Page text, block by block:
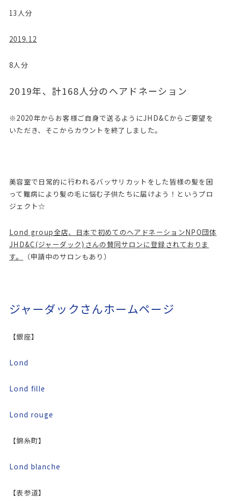
13人分
2019.12
8人分
2019年、計168人分のヘアドネーション
※2020年からお客様ご自身で送るようにJHD&Cからご要望を
いただき、そこからカウントを終了しました。
美容室で日常的に行われるバッサリカットをした皆様の髪を困
って難病により髪の毛に悩む子供たちに届けよう！というプロ
ジェクト☆
Lond group全店、日本で初めてのヘアドネーションNPO団体
JHD&C(ジャーダック)さんの賛同サロンに登録されておりま
す。
（申請中のサロンもあり）
ジャーダックさんホームページ
【銀座】
Lond
Lond fille
Lond rouge
【錦糸町】
Lond blanche
【表参道】